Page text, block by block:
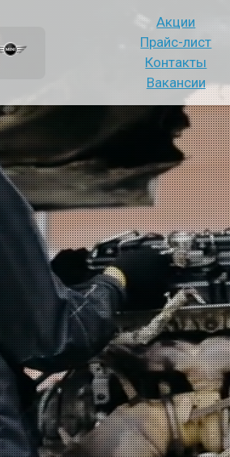
Акции
Прайс-лист
Контакты
Вакансии